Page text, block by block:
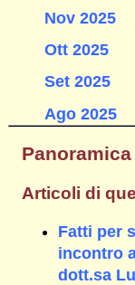
Nov 2025
Ott 2025
Set 2025
Ago 2025
Articoli di
Fatti per
incontro
dott.sa